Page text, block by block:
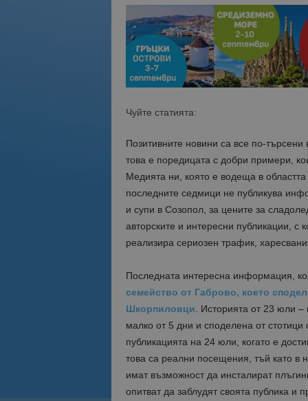
Чуйте статията:
Позитивните новини са все по-търсени
това е поредицата с добри примери,
Медията ни, която е водеща в
последните седмици не публикува
и супи в Созопол, за цените за
авторските и интересни публикации,
реализира сериозен трафик,
Последната интересна информация,
семейство от Габрово, което
Шкорпиловци . Историята от 23 юли
малко от 5 дни и споделена от
публикацията на 24 юли, когато е
това са реални посещения, тъй като в
имат възможност да инсталират
опитват да заблудят своята публика и